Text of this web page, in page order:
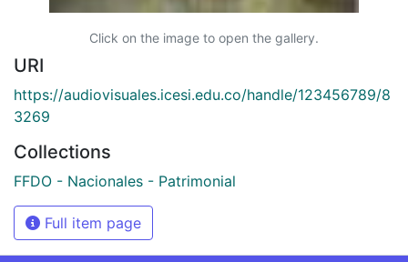
Click on the image to open the gallery.
URI
https://audiovisuales.icesi.edu.co/handle/123456789/8
3269
Collections
FFDO - Nacionales - Patrimonial
Full item page